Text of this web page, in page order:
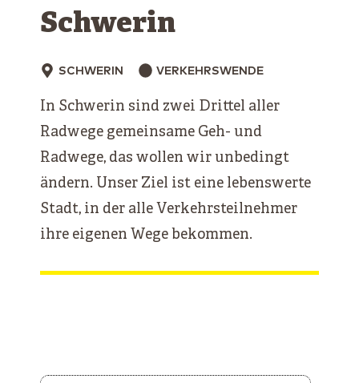
Schwerin
SCHWERIN VERKEHRSWENDE
In Schwerin sind zwei Drittel aller
Radwege gemeinsame Geh- und
Radwege, das wollen wir unbedingt
ändern. Unser Ziel ist eine lebenswerte
Stadt, in der alle Verkehrsteilnehmer
ihre eigenen Wege bekommen.